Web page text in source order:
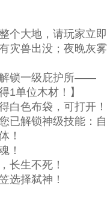
个大地，请玩家立
灾兽出没；夜晚灰
解锁一级庇护所——
1单位木材！】
白色布袋，可打开！
已解锁神级技能：
！
！
长生不死！
选择弑神！